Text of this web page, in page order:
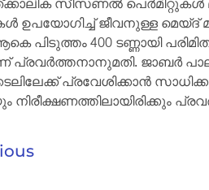
ഉപയോഗിച്ച് ജീവനുള്ള മെയ്ദ്
പിടുത്തം 400 ടണ്ണായി
പ്രവർത്തനാനുമതി. ജാബർ
പ്രവേശിക്കാൻ
നിരീക്ഷണത്തിലായിരിക്കും